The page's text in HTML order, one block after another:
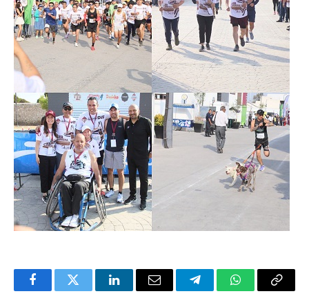
FacebookTwitter LinkedInEmail TelegramWhatsApp
Copy